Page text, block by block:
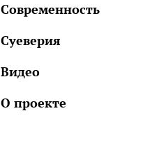
Современность
Суеверия
Видео
О проекте